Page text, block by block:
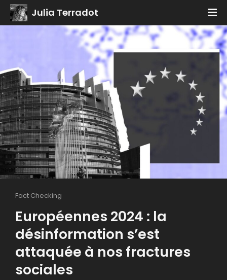
Julia Terradot
Fact Checking
Européennes 2024 : la
désinformation s’est
attaquée à nos fractures
sociales